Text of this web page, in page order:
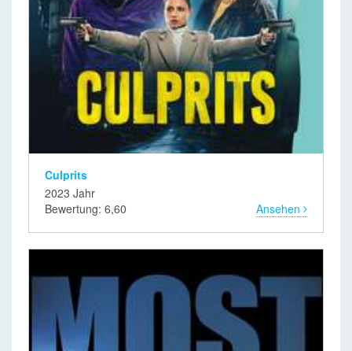
Culprits
2023 Jahr
Bewertung: 6,60
Ansehen